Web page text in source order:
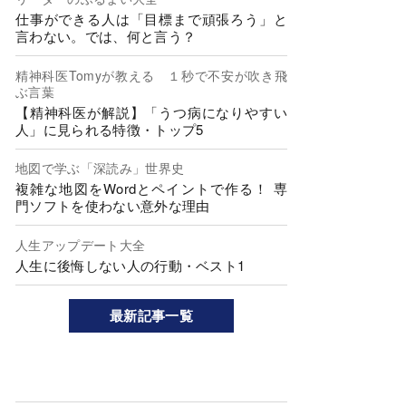
仕事ができる人は「目標まで頑張ろう」と
言わない。では、何と言う？
精神科医Tomyが教える １秒で不安が吹き飛
ぶ言葉
【精神科医が解説】「うつ病になりやすい
人」に見られる特徴・トップ5
地図で学ぶ「深読み」世界史
複雑な地図をWordとペイントで作る！ 専
門ソフトを使わない意外な理由
人生アップデート大全
人生に後悔しない人の行動・ベスト1
最新記事一覧